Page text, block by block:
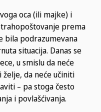
oca (ili majke) i
prema
bila podrazumevana
situacija. Danas se
u smislu da neće
da neće učiniti
– pa stoga često
i povlašćivanja.